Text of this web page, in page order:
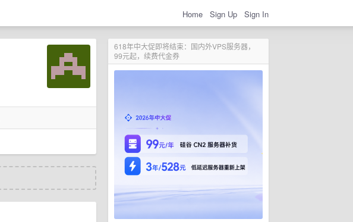
Home Sign Up Sign In
618年中大促即将结束：国内外VPS服务器，
99元起，续费代金券